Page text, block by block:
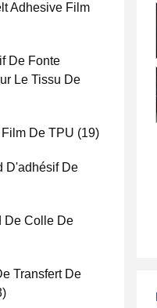
Adhesive Film
De Fonte
Le Tissu De
De TPU (19)
D'adhésif De
De Colle De
Transfert De